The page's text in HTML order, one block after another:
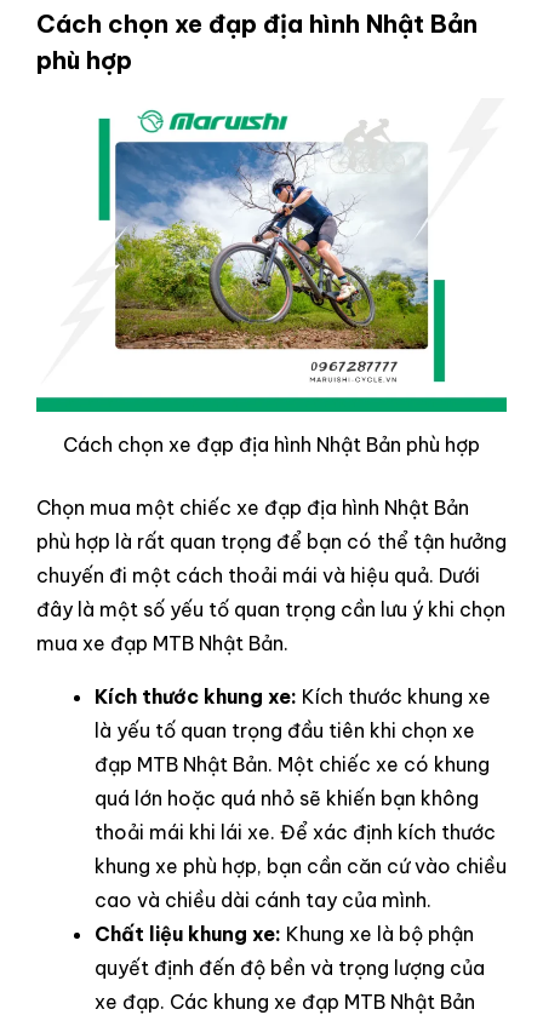
Cách chọn xe đạp địa hình Nhật Bản
phù hợp
Cách chọn xe đạp địa hình Nhật Bản phù hợp
Chọn mua một chiếc xe đạp địa hình Nhật Bản
phù hợp là rất quan trọng để bạn có thể tận hưởng
chuyến đi một cách thoải mái và hiệu quả. Dưới
đây là một số yếu tố quan trọng cần lưu ý khi chọn
mua xe đạp MTB Nhật Bản.
Kích thước khung xe: Kích thước khung xe
là yếu tố quan trọng đầu tiên khi chọn xe
đạp MTB Nhật Bản. Một chiếc xe có khung
quá lớn hoặc quá nhỏ sẽ khiến bạn không
thoải mái khi lái xe. Để xác định kích thước
khung xe phù hợp, bạn cần căn cứ vào chiều
cao và chiều dài cánh tay của mình.
Chất liệu khung xe: Khung xe là bộ phận
quyết định đến độ bền và trọng lượng của
xe đạp. Các khung xe đạp MTB Nhật Bản